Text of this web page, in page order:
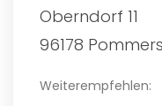
Oberndorf 11
96178
Weiterempfehlen: